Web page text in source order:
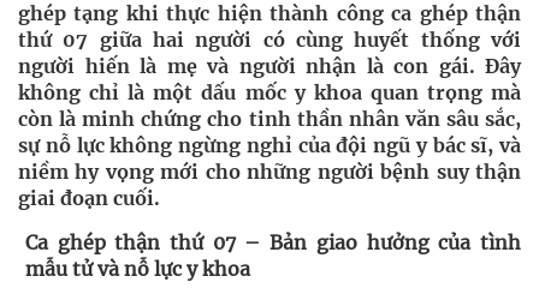
ghép tạng khi thực hiện thành công ca ghép thận
thứ 07 giữa hai người có cùng huyết thống với
người hiến là mẹ và người nhận là con gái. Đây
không chỉ là một dấu mốc y khoa quan trọng mà
còn là minh chứng cho tinh thần nhân văn sâu sắc,
sự nỗ lực không ngừng nghỉ của đội ngũ y bác sĩ, và
niềm hy vọng mới cho những người bệnh suy thận
giai đoạn cuối.
Ca ghép thận thứ 07 – Bản giao hưởng của tình
mẫu tử và nỗ lực y khoa